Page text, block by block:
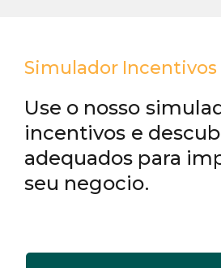
Simulador Incentivos
Use o nosso
incentivos e
adequados para
seu negocio.